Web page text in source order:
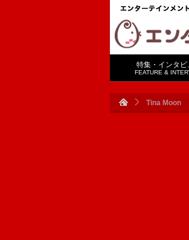
特集・インタビ
FEATURE &
Tina Moon